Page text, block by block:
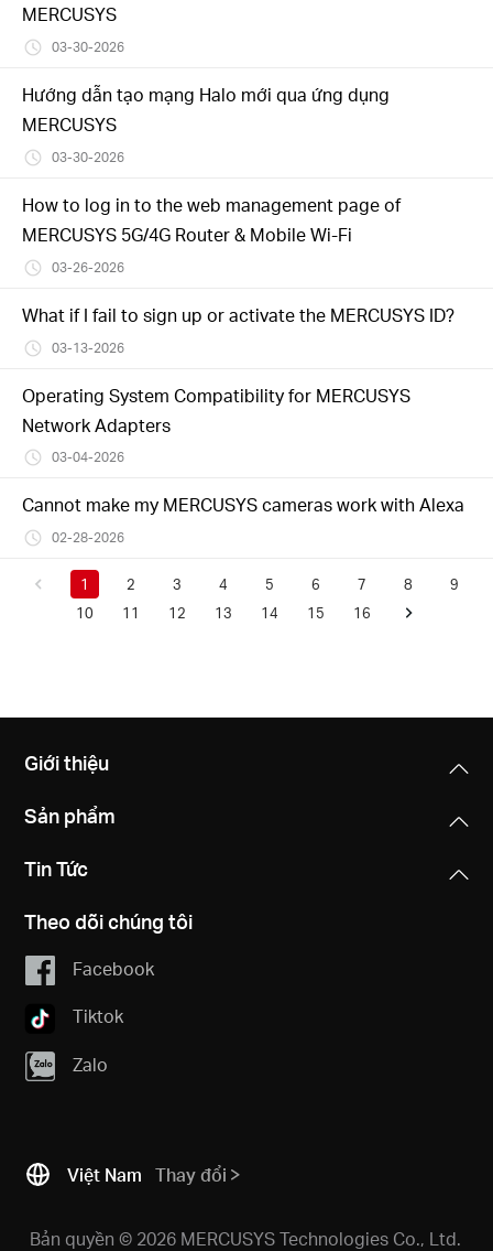
MERCUSYS
03-30-2026
Hướng dẫn tạo mạng Halo mới qua ứng dụng
MERCUSYS
03-30-2026
How to log in to the web management page of
MERCUSYS 5G/4G Router & Mobile Wi-Fi
03-26-2026
What if I fail to sign up or activate the MERCUSYS ID?
03-13-2026
Operating System Compatibility for MERCUSYS
Network Adapters
03-04-2026
Cannot make my MERCUSYS cameras work with Alexa
02-28-2026
1 2 3 4 5 6 7 8
9
10
11 12 13 14 15 16
Giới thiệu
Sản phẩm
Tin Tức
Theo dõi chúng tôi
Facebook
Tiktok
Zalo
Việt Nam Thay đổi
Bản quyền © 2026 MERCUSYS Technologies Co., Ltd.